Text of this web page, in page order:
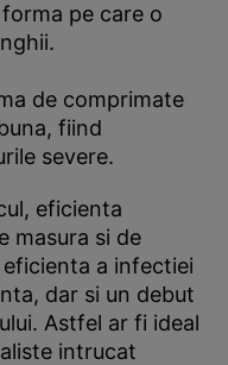
pe care o
de comprimate
fiind
severe.
eficienta
masura si de
a infectiei
dar si un debut
Astfel ar fi ideal
intrucat